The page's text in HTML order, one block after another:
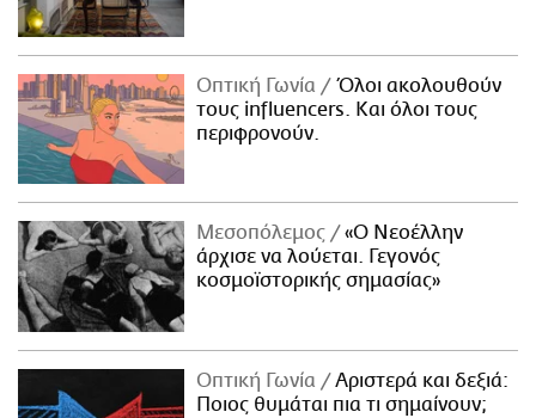
Οπτική Γωνία
Όλοι ακολουθούν
τους influencers. Και όλοι τους
περιφρονούν.
Μεσοπόλεμος
«Ο Νεοέλλην
άρχισε να λούεται. Γεγονός
κοσμοϊστορικής σημασίας»
Οπτική Γωνία
Αριστερά και δεξιά:
Ποιος θυμάται πια τι σημαίνουν;